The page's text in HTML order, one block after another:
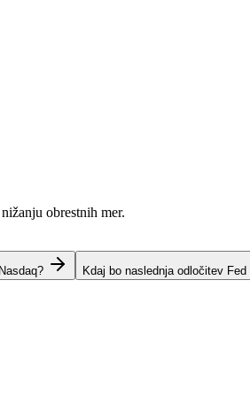
obrestnih mer.
Kdaj bo naslednja odločitev